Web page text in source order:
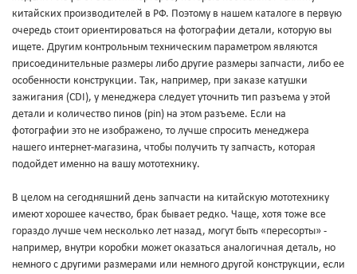
китайских производителей в РФ. Поэтому в нашем каталоге в первую
очередь стоит ориентироваться на фотографии детали, которую вы
ищете. Другим контрольным техническим параметром являются
присоединительные размеры либо другие размеры запчасти, либо ее
особенности конструкции. Так, например, при заказе катушки
зажигания (CDI), у менеджера следует уточнить тип разъема у этой
детали и количество пинов (pin) на этом разъеме. Если на
фотографии это не изображено, то лучше спросить менеджера
нашего интернет-магазина, чтобы получить ту запчасть, которая
подойдет именно на вашу мототехнику.
В целом на сегодняшний день запчасти на китайскую мототехнику
имеют хорошее качество, брак бывает редко. Чаще, хотя тоже все
гораздо лучше чем несколько лет назад, могут быть «пересорты» -
например, внутри коробки может оказаться аналогичная деталь, но
немного с другими размерами или немного другой конструкции, если